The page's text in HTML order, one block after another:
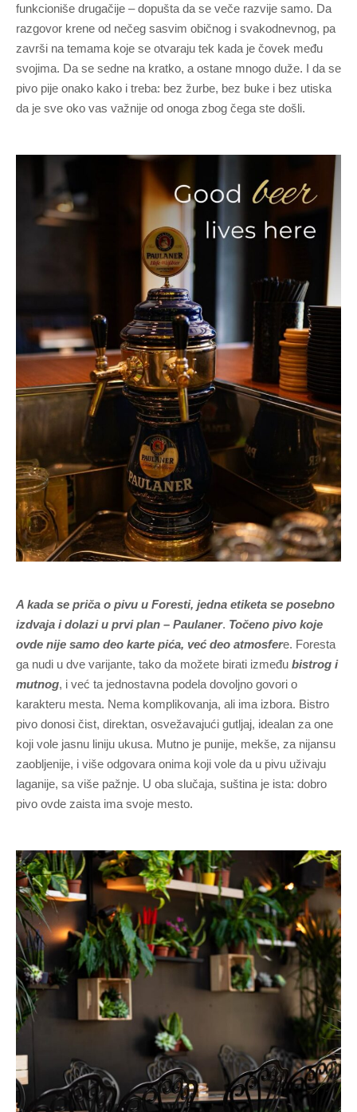
funkcioniše drugačije – dopušta da se veče razvije samo. Da
razgovor krene od nečeg sasvim običnog i svakodnevnog, pa
završi na temama koje se otvaraju tek kada je čovek među
svojima. Da se sedne na kratko, a ostane mnogo duže. I da se
pivo pije onako kako i treba: bez žurbe, bez buke i bez utiska
da je sve oko vas važnije od onoga zbog čega ste došli.
A kada se priča o pivu u Foresti, jedna etiketa se posebno
izdvaja i dolazi u prvi plan – Paulaner. Točeno pivo koje
ovde nije samo deo karte pića, već deo atmosfere. Foresta
ga nudi u dve varijante, tako da možete birati između bistrog i
mutnog, i već ta jednostavna podela dovoljno govori o
karakteru mesta. Nema komplikovanja, ali ima izbora. Bistro
pivo donosi čist, direktan, osvežavajući gutljaj, idealan za one
koji vole jasnu liniju ukusa. Mutno je punije, mekše, za nijansu
zaobljenije, i više odgovara onima koji vole da u pivu uživaju
laganije, sa više pažnje. U oba slučaja, suština je ista: dobro
pivo ovde zaista ima svoje mesto.